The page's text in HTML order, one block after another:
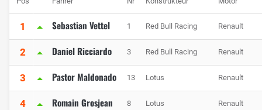
1 Sebastian Vettel 1 Red Bull Racing Renault
2 Daniel Ricciardo 3 Red Bull Racing Renault
3 Pastor Maldonado 13 Lotus Renault
4 Romain Grosjean 8 Lotus Renault